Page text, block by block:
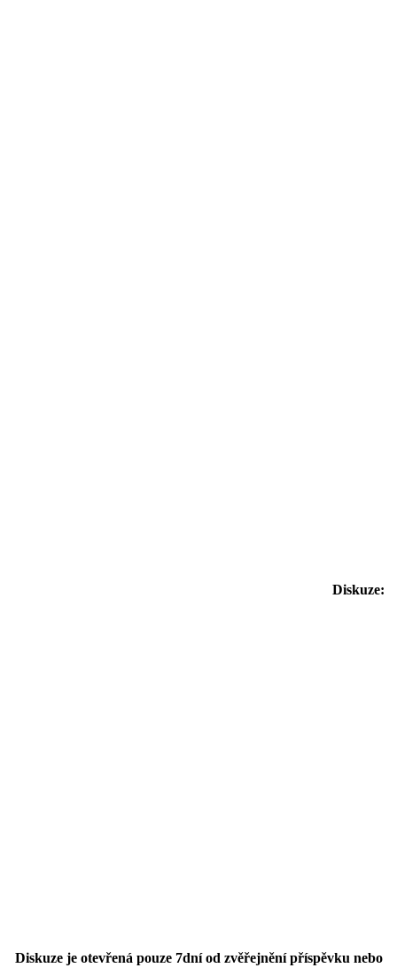
Diskuze:
Diskuze je otevřená pouze 7dní od zvěřejnění příspěvku nebo